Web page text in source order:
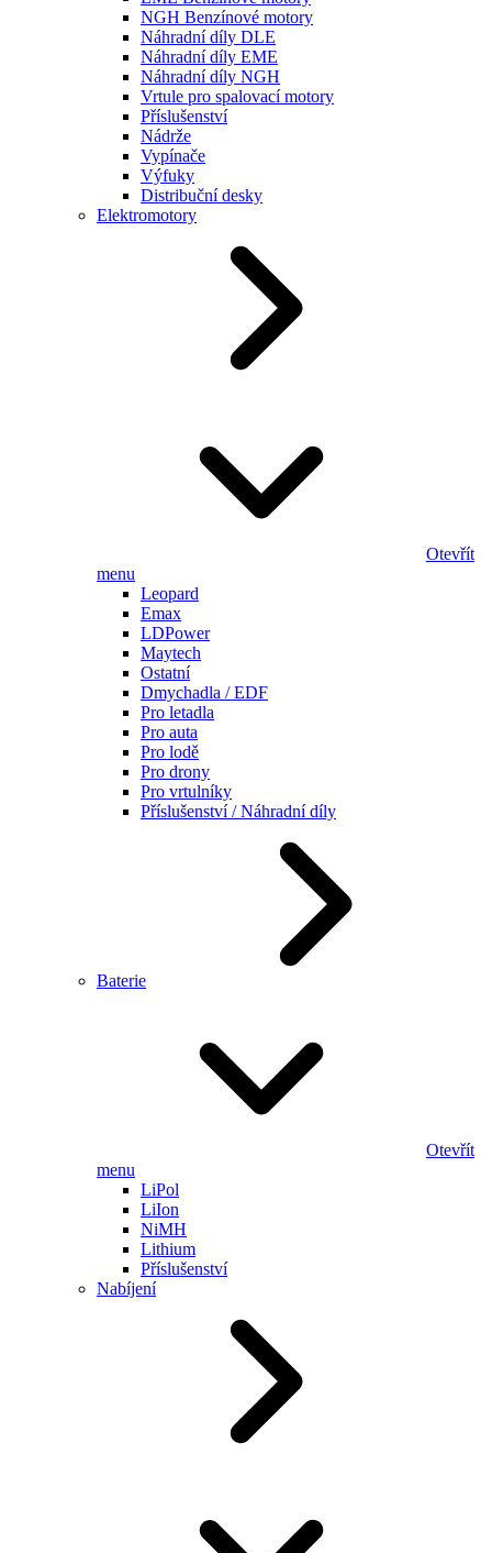
NGH Benzínové motory
Náhradní díly DLE
Náhradní díly EME
Náhradní díly NGH
Vrtule pro spalovací motory
Příslušenství
Nádrže
Vypínače
Výfuky
Distribuční desky
Elektromotory
Otevřít
menu
Leopard
Emax
LDPower
Maytech
Ostatní
Dmychadla / EDF
Pro letadla
Pro auta
Pro lodě
Pro drony
Pro vrtulníky
Příslušenství / Náhradní díly
Baterie
Otevřít
menu
LiPol
LiIon
NiMH
Lithium
Příslušenství
Nabíjení